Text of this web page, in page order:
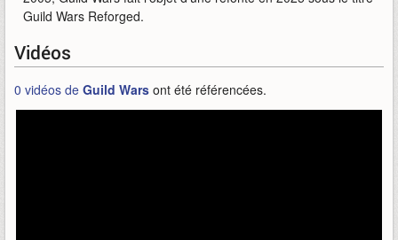
Guild Wars Reforged.
Vidéos
0 vidéos de Guild Wars ont été référencées.